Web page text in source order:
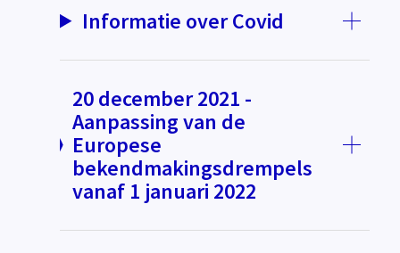
Informatie over Covid
20 december 2021 -
Aanpassing van de
Europese
bekendmakingsdrempels
vanaf 1 januari 2022